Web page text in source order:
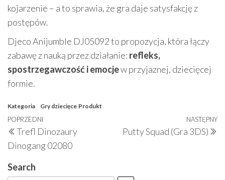
kojarzenie – a to sprawia, że gra daje satysfakcję z
postępów.
Djeco Anijumble DJ05092 to propozycja, która łączy
zabawę z nauką przez działanie: refleks,
spostrzegawczość i emocjew przyjaznej, dziecięcej
formie.
Kategoria Gry dziecięce Produkt
Nawigacja
wpisu
Poprzedni
wpis
POPRZEDNI
Trefl Dinozaury
Dinogang 02080
NASTĘPNY
Putty Squad (Gra 3DS)
Search